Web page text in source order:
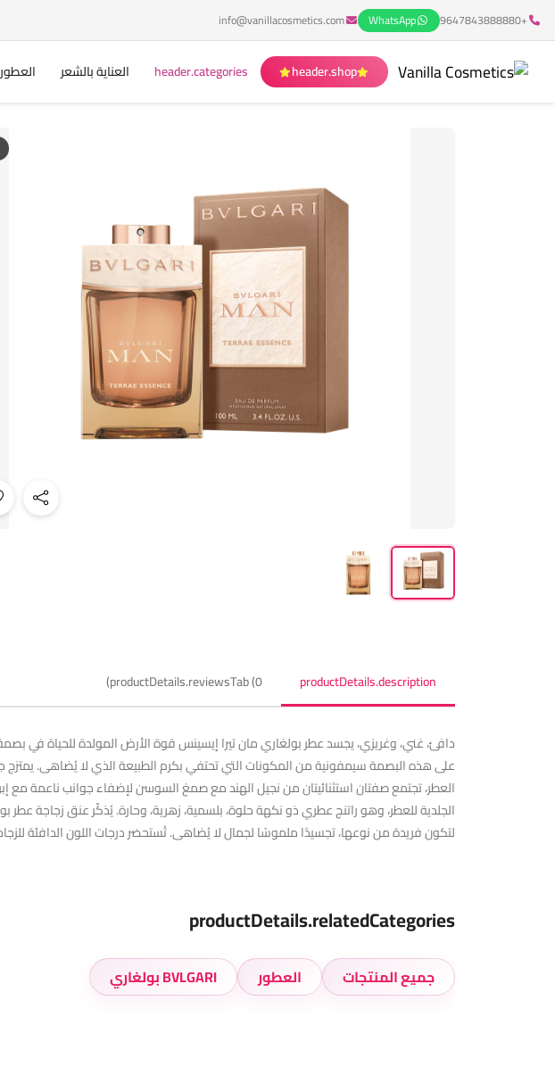
+9647843888880
WhatsApp
info@vanillacosmetics.com
header.shop
header.categories العناية بالشعر العطور
productDetails.description
productDetails.reviewsTab (0)
دافئ، غني، وغريزي، يجسد عطر بولغاري مان تيرا إيسينس قوة الأرض المولدة للحياة في
على هذه البصمة سيمفونية من المكونات التي تحتفي بكرم الطبيعة الذي لا يُضاهى. يمتزج
العطر، تجتمع صفتان استثنائيتان من نجيل الهند مع صمغ السوسن لإضفاء جوانب ناعمة مع
الجلدية للعطر، وهو راتنج عطري ذو نكهة حلوة، بلسمية، زهرية، وحارة. يُذكّر عنق زجاجة عطر
لتكون فريدة من نوعها، تجسيدًا ملموسًا لجمال لا يُضاهى. تُستحضر درجات اللون الدافئة
productDetails.relatedCategories
جميع المنتجات العطور BVLGARI بولغاري